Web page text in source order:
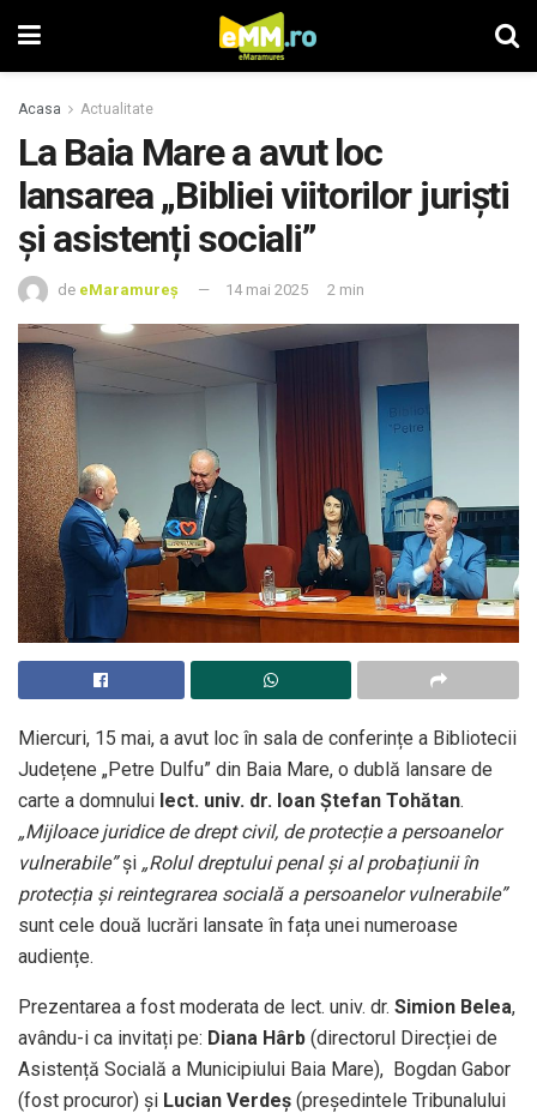
Acasa Actualitate
La Baia Mare a avut loc
lansarea „Bibliei viitorilor juriști
și asistenți sociali”
de eMaramureș 14 mai 2025 2 min
Miercuri, 15 mai, a avut loc în sala de conferințe a Bibliotecii
Județene „Petre Dulfu” din Baia Mare, o dublă lansare de
carte a domnului lect. univ. dr. Ioan Ștefan Tohătan.
„Mijloace juridice de drept civil, de protecție a persoanelor
vulnerabile”și „Rolul dreptului penal și al probațiunii în
protecția și reintegrarea socială a persoanelor vulnerabile”
sunt cele două lucrări lansate în fața unei numeroase
audiențe.
Prezentarea a fost moderata de lect. univ. dr. Simion Belea,
avându-i ca invitați pe: Diana Hârb (directorul Direcției de
Asistență Socială a Municipiului Baia Mare), Bogdan Gabor
(fost procuror) și Lucian Verdeș (președintele Tribunalului